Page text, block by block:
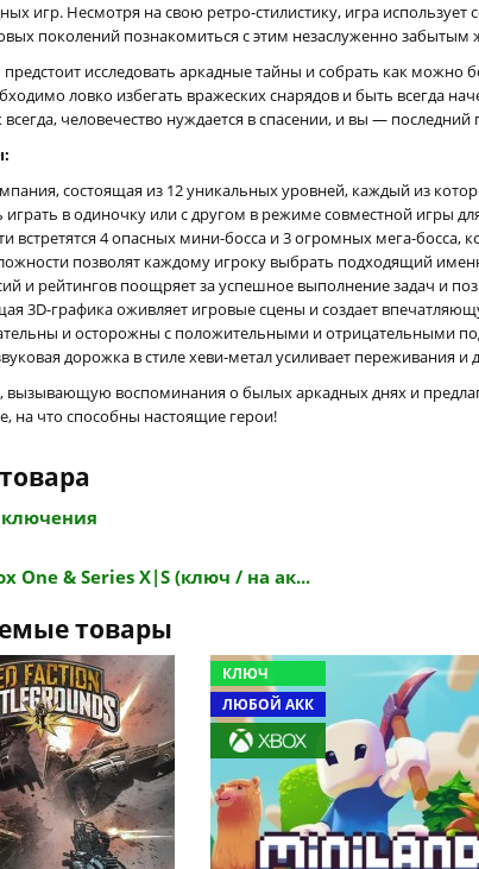
игр. Несмотря на свою ретро-стилистику, игра
поколений познакомиться с этим незаслуженно забытым
исследовать аркадные тайны и собрать как
ловко избегать вражеских снарядов и быть всегда
человечество нуждается в спасении, и вы —
состоящая из 12 уникальных уровней, каждый из
в одиночку или с другом в режиме совместной игры
встретятся 4 опасных мини-босса и 3 огромных мега-босса,
позволят каждому игроку выбрать подходящий
и рейтингов поощряет за успешное выполнение задач и
3D-графика оживляет игровые сцены и создает
и осторожны с положительными и отрицательными
дорожка в стиле хеви-метал усиливает переживания
вызывающую воспоминания о былых аркадных днях и
на что способны настоящие герои!
One & Series X|S (ключ / на ак...
товары
КЛЮЧ
ЛЮБОЙ АКК